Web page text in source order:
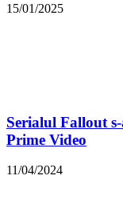
15/01/2025
Serialul Fallout
Prime Video
11/04/2024